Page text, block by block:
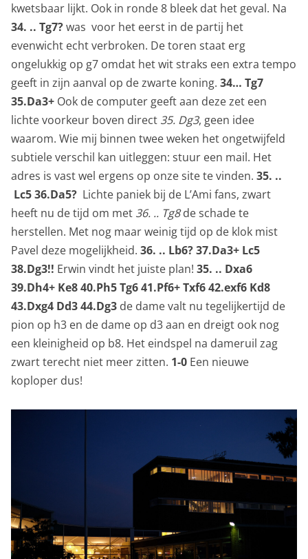
kwetsbaar lijkt. Ook in ronde 8 bleek dat het geval. Na
34. .. Tg7?was voor het eerst in de partij het
evenwicht echt verbroken. De toren staat erg
ongelukkig op g7 omdat het wit straks een extra tempo
geeft in zijn aanval op de zwarte koning. 34… Tg7
35.Da3+ Ook de computer geeft aan deze zet een
lichte voorkeur boven direct 35. Dg3, geen idee
waarom. Wie mij binnen twee weken het ongetwijfeld
subtiele verschil kan uitleggen: stuur een mail. Het
adres is vast wel ergens op onze site te vinden. 35. ..
Lc5 36.Da5? Lichte paniek bij de L’Ami fans, zwart
heeft nu de tijd om met 36. .. Tg8de schade te
herstellen. Met nog maar weinig tijd op de klok mist
Pavel deze mogelijkheid. 36. .. Lb6? 37.Da3+ Lc5
38.Dg3!! Erwin vindt het juiste plan! 35. .. Dxa6
39.Dh4+ Ke8 40.Ph5 Tg6 41.Pf6+ Txf6 42.exf6 Kd8
43.Dxg4 Dd3 44.Dg3 de dame valt nu tegelijkertijd de
pion op h3 en de dame op d3 aan en dreigt ook nog
een kleinigheid op b8. Het eindspel na dameruil zag
zwart terecht niet meer zitten. 1-0 Een nieuwe
koploper dus!